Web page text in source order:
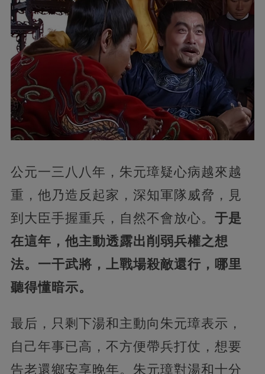
公元一三八八年，朱元璋疑心病越來越
重，他乃造反起家，深知軍隊威脅，見
到大臣手握重兵，自然不會放心。 于是
在這年，他主動透露出削弱兵權之想
法。一干武將，上戰場殺敵還行，哪里
聽得懂暗示。
最后，只剩下湯和主動向朱元璋表示，
自己年事已高，不方便帶兵打仗，想要
告老還鄉安享晚年。朱元璋對湯和十分